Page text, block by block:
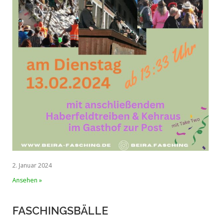
2. Januar 2024
Ansehen »
FASCHINGSBÄLLE